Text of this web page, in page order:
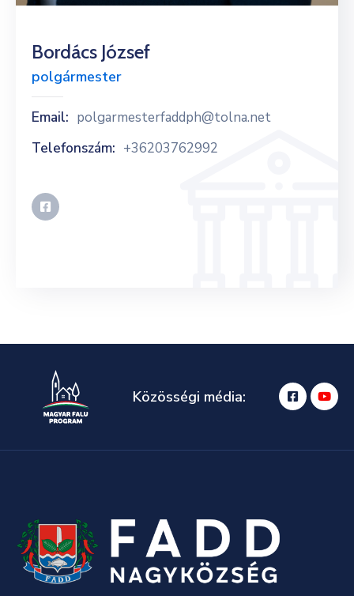
Bordács József
polgármester
Email: polgarmesterfaddph@tolna.net
Telefonszám: +36203762992
Közösségi média: